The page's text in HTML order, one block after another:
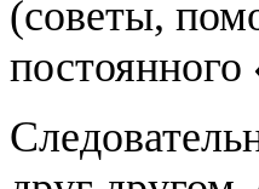
(советы,
постоянного